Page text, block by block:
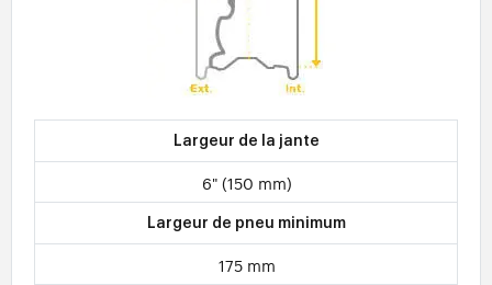
Largeur de la jante
6" (150 mm)
Largeur de pneu minimum
175 mm